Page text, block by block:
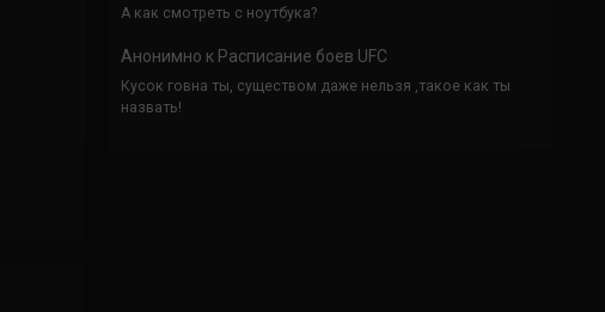
А как смотреть с ноутбука?
Анонимно к Расписание боев UFC
Кусок говна ты, существом даже нельзя ,такое как ты
назвать!